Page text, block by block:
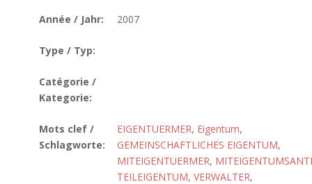
Année / Jahr: 2007
Type / Typ:
Catégorie /
Kategorie:
Mots clef /
Schlagworte:
EIGENTUERMER, Eigentum,
GEMEINSCHAFTLICHES EIGENTUM,
MITEIGENTUERMER,
TEILEIGENTUM, VERWALTER,